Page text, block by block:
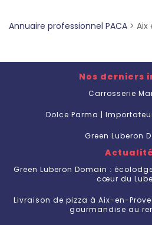
Annuaire professionnel PACA > Aix
Nos derniers
Carrosserie
Dolce Parma |
Green Luberon
Green Luberon Domain :
cœur du
Livraison de pizza à Aix-en-
gourmandise au